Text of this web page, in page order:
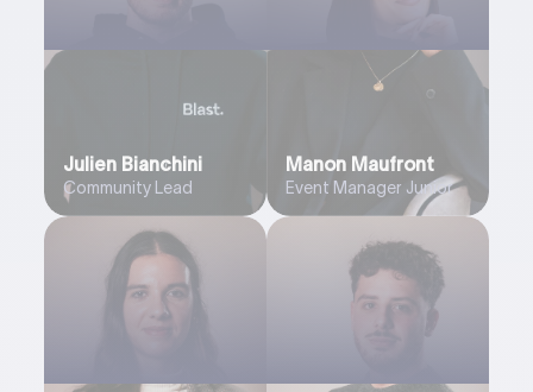
Julien Bianchini
Community Lead
Manon Maufront
Event Manager Junior